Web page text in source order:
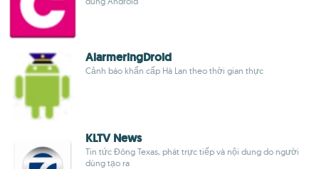
AlarmeringDroid
Cảnh báo khẩn cấp Hà Lan theo thời gian thực
KLTV News
Tin tức Đông Texas, phát trực tiếp và nội dung do người
dùng tạo ra